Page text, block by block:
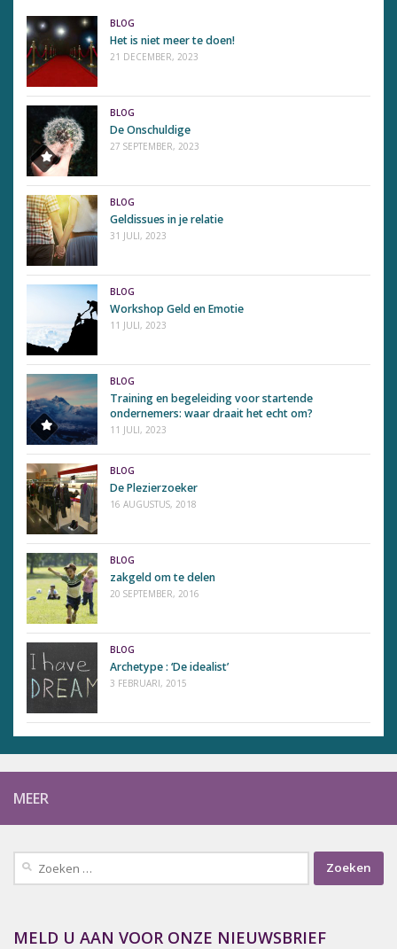
BLOG
Het is niet meer te doen!
21 DECEMBER, 2023
BLOG
De Onschuldige
27 SEPTEMBER, 2023
BLOG
Geldissues in je relatie
31 JULI, 2023
BLOG
Workshop Geld en Emotie
11 JULI, 2023
BLOG
Training en begeleiding voor startende
ondernemers: waar draait het echt om?
11 JULI, 2023
BLOG
De Plezierzoeker
16 AUGUSTUS, 2018
BLOG
zakgeld om te delen
20 SEPTEMBER, 2016
BLOG
Archetype : ‘De idealist’
3 FEBRUARI, 2015
MEER
Zoeken
naar:
MELD U AAN VOOR ONZE NIEUWSBRIEF